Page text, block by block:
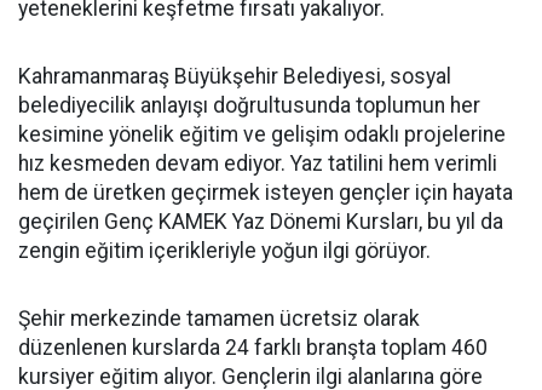
yeteneklerini keşfetme fırsatı yakalıyor.
Kahramanmaraş Büyükşehir Belediyesi, sosyal
belediyecilik anlayışı doğrultusunda toplumun her
kesimine yönelik eğitim ve gelişim odaklı projelerine
hız kesmeden devam ediyor. Yaz tatilini hem verimli
hem de üretken geçirmek isteyen gençler için hayata
geçirilen Genç KAMEK Yaz Dönemi Kursları, bu yıl da
zengin eğitim içerikleriyle yoğun ilgi görüyor.
Şehir merkezinde tamamen ücretsiz olarak
düzenlenen kurslarda 24 farklı branşta toplam 460
kursiyer eğitim alıyor. Gençlerin ilgi alanlarına göre